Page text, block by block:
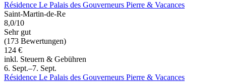
Résidence Le Palais des Gouverneurs Pierre & Vacances
Saint-Martin-de-Re
8,0/10
Sehr gut
(173 Bewertungen)
124 €
inkl. Steuern & Gebühren
6. Sept.–7. Sept.
Résidence Le Palais des Gouverneurs Pierre & Vacances